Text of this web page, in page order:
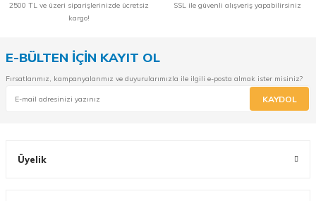
2500 TL ve üzeri siparişlerinizde ücretsiz
kargo!
SSL ile güvenli alışveriş yapabilirsiniz
E-BÜLTEN İÇİN KAYIT OL
Fırsatlarımız, kampanyalarımız ve duyurularımızla ile ilgili e-posta almak ister misiniz?
KAYDOL
Üyelik